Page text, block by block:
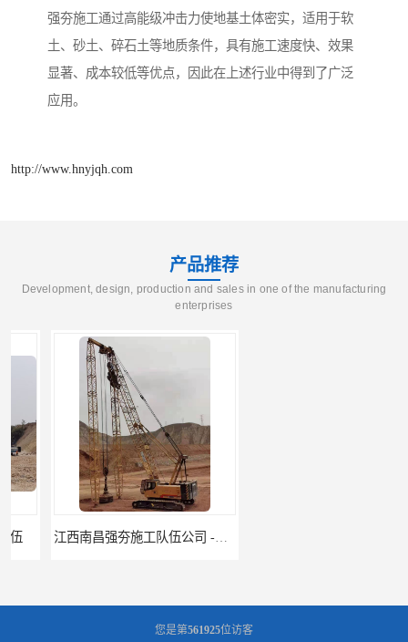
强夯施工通过高能级冲击力使地基土体密实，适用于软
土、砂土、碎石土等地质条件，具有施工速度快、效果
显著、成本较低等优点，因此在上述行业中得到了广泛
应用。
http://www.hnyjqh.com
产品推荐
Development, design, production and sales in one of the manufacturing
enterprises
江西南昌强夯施工队伍公司 -湖南业峻强夯基础工程
您是第561925位访客